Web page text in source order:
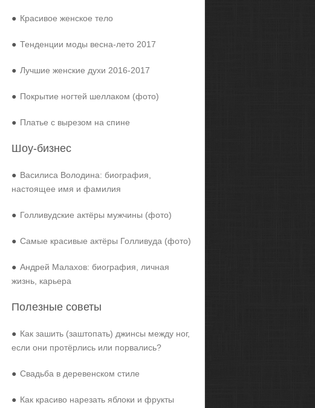
● Красивое женское тело
● Тенденции моды весна-лето 2017
● Лучшие женские духи 2016-2017
● Покрытие ногтей шеллаком (фото)
● Платье с вырезом на спине
Шоу-бизнес
● Василиса Володина: биография,
настоящее имя и фамилия
● Голливудские актёры мужчины (фото)
● Самые красивые актёры Голливуда (фото)
● Андрей Малахов: биография, личная
жизнь, карьера
Полезные советы
● Как зашить (заштопать) джинсы между ног,
если они протёрлись или порвались?
● Свадьба в деревенском стиле
● Как красиво нарезать яблоки и фрукты